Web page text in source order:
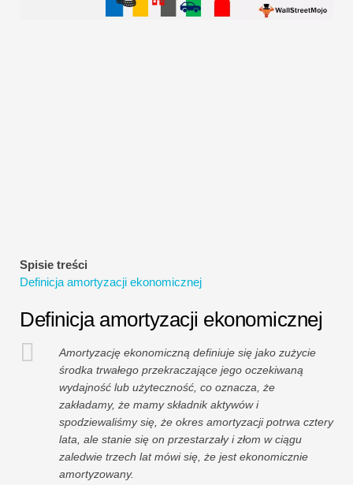
Samouczki dotyczące modelowania finansowego
Spisie treści
Definicja amortyzacji ekonomicznej
Definicja amortyzacji ekonomicznej
Amortyzację ekonomiczną definiuje się jako zużycie
środka trwałego przekraczające jego oczekiwaną
wydajność lub użyteczność, co oznacza, że ​​
zakładamy, że mamy składnik aktywów i
spodziewaliśmy się, że okres amortyzacji potrwa cztery
lata, ale stanie się on przestarzały i złom w ciągu
zaledwie trzech lat mówi się, że jest ekonomicznie
amortyzowany.